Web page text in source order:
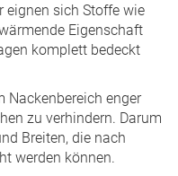
eignen sich Stoffe wie
Eigenschaft
komplett bedeckt
Nackenbereich enger
zu verhindern. Darum
Breiten, die nach
werden können.